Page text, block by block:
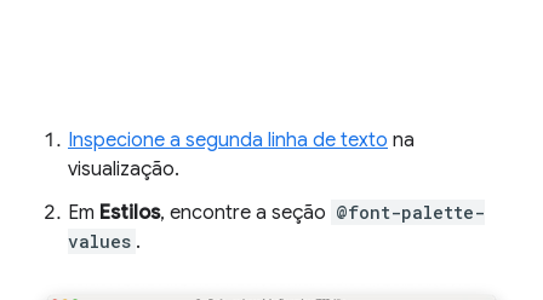
Inspecione a segunda linha de texto na
visualização.
Em Estilos, encontre a seção @font-palette-
values .